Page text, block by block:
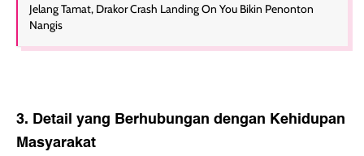
Jelang Tamat, Drakor Crash Landing On You Bikin Penonton
Nangis
3. Detail yang Berhubungan dengan Kehidupan
Masyarakat